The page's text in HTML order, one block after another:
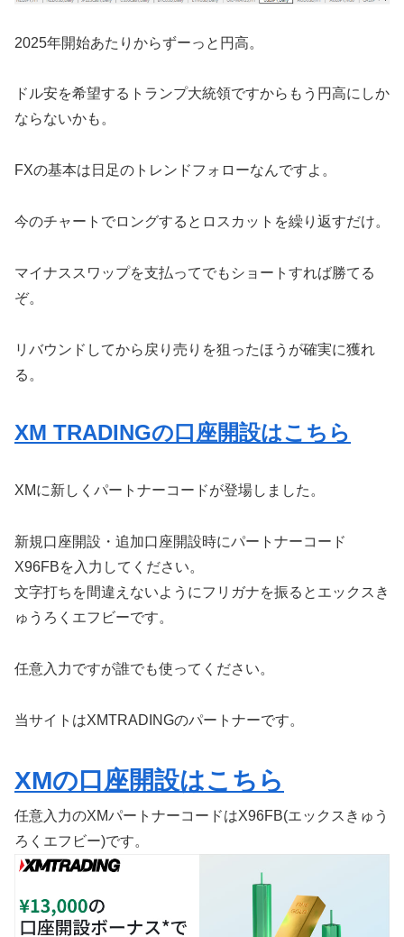
2025年開始あたりからずーっと円高。
ドル安を希望するトランプ大統領ですからもう円高にしか
ならないかも。
FXの基本は日足のトレンドフォローなんですよ。
今のチャートでロングするとロスカットを繰り返すだけ。
マイナススワップを支払ってでもショートすれば勝てる
ぞ。
リバウンドしてから戻り売りを狙ったほうが確実に獲れ
る。
XM TRADINGの口座開設はこちら
XMに新しくパートナーコードが登場しました。
新規口座開設・追加口座開設時にパートナーコード
X96FBを入力してください。
文字打ちを間違えないようにフリガナを振るとエックスき
ゅうろくエフビーです。
任意入力ですが誰でも使ってください。
当サイトはXMTRADINGのパートナーです。
XMの口座開設はこちら
任意入力のXMパートナーコードはX96FB(エックスきゅう
ろくエフビー)です。